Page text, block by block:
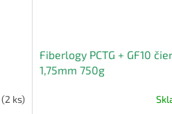
(2 ks)
Fiberlogy PCTG + GF10
1,75mm 750g